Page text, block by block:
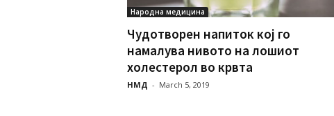
Народна медицина
Чудотворен напиток кој го
намалува нивото на лошиот
холестерол во крвта
НМД - March 5, 2019